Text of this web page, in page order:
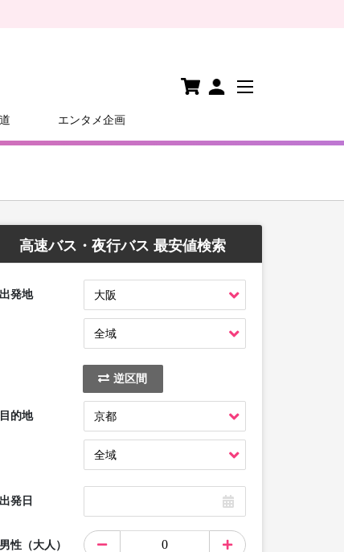
エンタメ企画
高速バス・夜行バス 最安値検索
出発地
逆区間
目的地
出発日
男性（大人）